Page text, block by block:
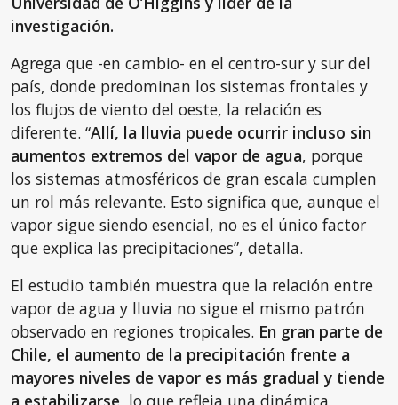
investigación.
Agrega que -en cambio- en el centro-sur y sur del
país, donde predominan los sistemas frontales y
los flujos de viento del oeste, la relación es
diferente. “Allí, la lluvia puede ocurrir incluso sin
aumentos extremos del vapor de agua, porque
los sistemas atmosféricos de gran escala cumplen
un rol más relevante. Esto significa que, aunque el
vapor sigue siendo esencial, no es el único factor
que explica las precipitaciones”, detalla.
El estudio también muestra que la relación entre
vapor de agua y lluvia no sigue el mismo patrón
observado en regiones tropicales. En gran parte de
Chile, el aumento de la precipitación frente a
mayores niveles de vapor es más gradual y tiende
a estabilizarse, lo que refleja una dinámica